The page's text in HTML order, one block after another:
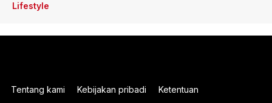
Lifestyle
Tentang kami Kebijakan pribadi
Ketentuan